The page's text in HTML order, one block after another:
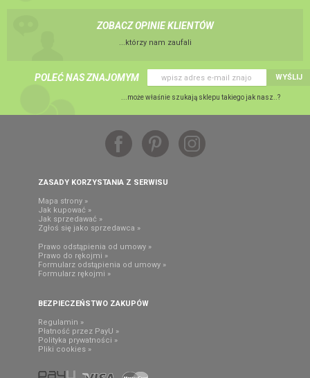
ZOBACZ OPINIE KLIENTÓW
...którzy nam zaufali
POLEĆ NAS ZNAJOMYM WYŚLIJ
...może właśnie szukają sklepu takiego jak nasz..?
ZASADY KORZYSTANIA Z SERWISU
Mapa strony »
Jak kupować »
Jak sprzedawać »
Zgłoś się jako sprzedawca »
Prawo odstąpienia od umowy »
Prawo do rękojmi »
Formularz odstąpienia od umowy »
Formularz rękojmi »
BEZPIECZEŃSTWO ZAKUPÓW
Regulamin »
Płatność przez PayU »
Polityka prywatności »
Pliki cookies »